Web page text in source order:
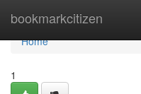
bookmarkcitizen
Home
Home
1